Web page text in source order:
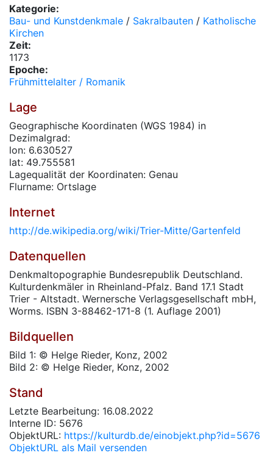
Kategorie:
Bau- und Kunstdenkmale / Sakralbauten / Katholische
Kirchen
Zeit:
1173
Epoche:
Frühmittelalter / Romanik
Lage
Geographische Koordinaten (WGS 1984) in
Dezimalgrad:
lon: 6.630527
lat: 49.755581
Lagequalität der Koordinaten: Genau
Flurname: Ortslage
Internet
http://de.wikipedia.org/wiki/Trier-Mitte/Gartenfeld
Datenquellen
Denkmaltopographie Bundesrepublik Deutschland.
Kulturdenkmäler in Rheinland-Pfalz. Band 17.1 Stadt
Trier - Altstadt. Wernersche Verlagsgesellschaft mbH,
Worms. ISBN 3-88462-171-8 (1. Auflage 2001)
Bildquellen
Bild 1: © Helge Rieder, Konz, 2002
Bild 2: © Helge Rieder, Konz, 2002
Stand
Letzte Bearbeitung: 16.08.2022
Interne ID: 5676
ObjektURL: https://kulturdb.de/einobjekt.php?id=5676
ObjektURL als Mail versenden